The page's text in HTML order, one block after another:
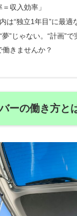
収入効率」
は“独立1年目”に最適
”じゃない。“計画”で
きませんか？
ーの働き方と